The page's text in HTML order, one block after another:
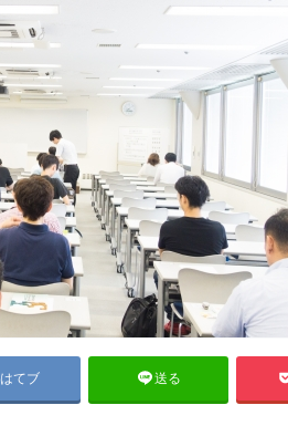
はてブ 送る